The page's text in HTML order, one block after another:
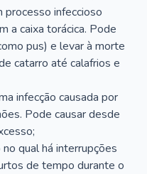
processo infeccioso
a caixa torácica. Pode
pus) e levar à morte
catarro até calafrios e
infecção causada por
Pode causar desde
qual há interrupções
de tempo durante o